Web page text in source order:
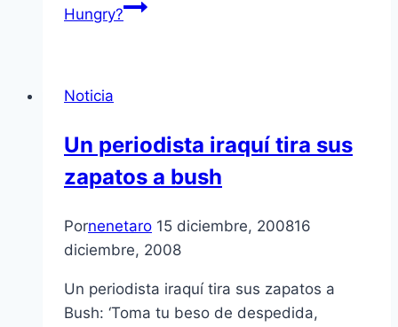
Hungry?
Noticia
Un periodista iraquí­ tira sus
zapatos a bush
Pornenetaro 15 diciembre, 200816
diciembre, 2008
Un periodista iraquí­ tira sus zapatos a
Bush: ‘Toma tu beso de despedida,